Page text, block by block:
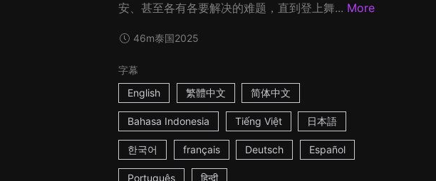
安、甚至各有各要解决的难题，直到登上舞... More
46m泰国2025
字幕
English
繁體中文 简体中文
Bahasa Indonesia Tiếng Việt 日本語
한국어 français Deutsch Español
Português हिन्दी